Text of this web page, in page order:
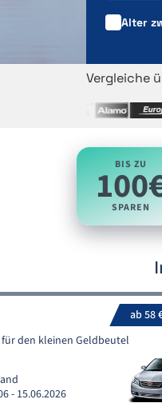
Alter
Vergleiche
BIS ZU
SPAREN
ab 58
den kleinen Geldbeutel
- 15.06.2026